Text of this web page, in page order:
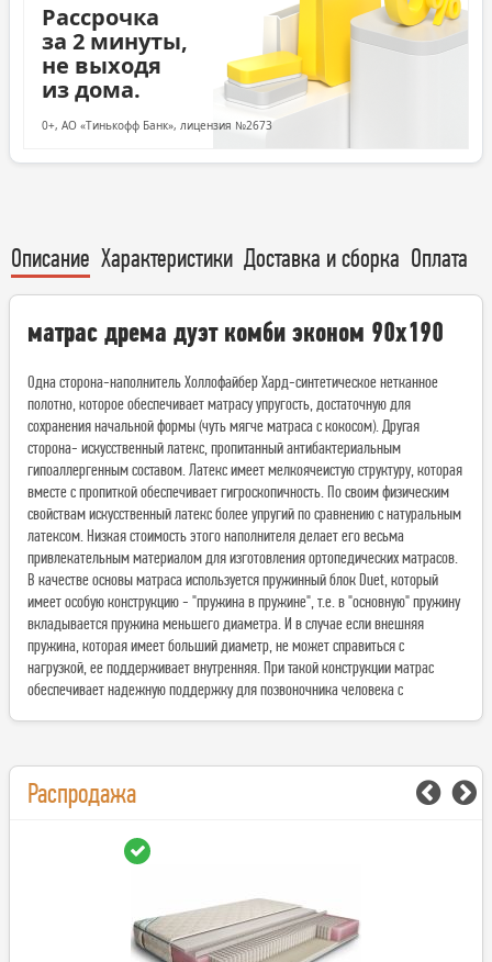
Рассрочка
за 2 минуты,
не выходя
из дома.
0+, АО «Тинькофф Банк», лицензия №2673
Описание Характеристики Доставка и сборка Оплата
матрас дрема дуэт комби эконом 90х190
Одна сторона-наполнитель Холлофайбер Хард-синтетическое нетканное
полотно, которое обеспечивает матрасу упругость, достаточную для
сохранения начальной формы (чуть мягче матраса с кокосом). Другая
сторона- искусственный латекс, пропитанный антибактериальным
гипоаллергенным составом. Латекс имеет мелкоячеистую структуру, которая
вместе с пропиткой обеспечивает гигроскопичность. По своим физическим
свойствам искусственный латекс более упругий по сравнению с натуральным
латексом. Низкая стоимость этого наполнителя делает его весьма
привлекательным материалом для изготовления oртопeдических матрасов.
В качестве основы матраса используется пружинный блок Duet, который
имеет особую конструкцию - "пружина в пружине", т.е. в "основную" пружину
вкладывается пружина меньшего диаметра. И в случае если внешняя
пружина, которая имеет больший диаметр, не может справиться с
нагрузкой, ее поддерживает внутренняя. При такой конструкции матрас
обеспечивает надежную поддержку для позвоночника человека с
Распродажа